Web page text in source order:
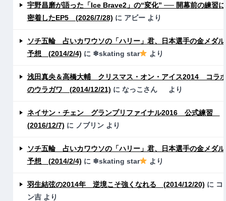
宇野昌磨が語った「Ice Brave2」の“変化” ── 開幕前の練習に
密着したEP5 (2026/7/28) に アビーより
ソチ五輪 占いカワウソの「ハリー」君、日本選手の金メダル
予想 (2014/2/4) に ❄skating star より
浅田真央＆高橋大輔 クリスマス・オン・アイス2014 コラ
のウラガワ (2014/12/21) に なっこさん より
ネイサン・チェン グランプリファイナル2016 公式練習
(2016/12/7) に ノブリンより
ソチ五輪 占いカワウソの「ハリー」君、日本選手の金メダル
予想 (2014/2/4) に ❄skating star より
羽生結弦の2014年 逆境こそ強くなれる (2014/12/20) に コ
ン吉より